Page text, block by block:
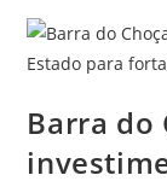
Barra do